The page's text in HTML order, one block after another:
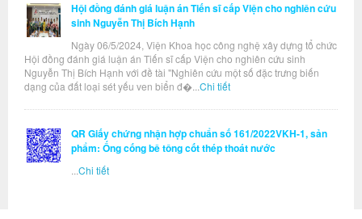
Hội đồng đánh giá luận án Tiến sĩ cấp Viện cho nghiên cứu
sinh Nguyễn Thị Bích Hạnh
Ngày 06/5/2024, Viện Khoa học công nghệ xây dựng tổ chức
Hội đồng đánh giá luận án Tiến sĩ cấp Viện cho nghiên cứu sinh
Nguyễn Thị Bích Hạnh với đề tài "Nghiên cứu một số đặc trưng biến
dạng của đất loại sét yếu ven biển đ�... Chi tiết
QR Giấy chứng nhận hợp chuẩn số 161/2022VKH-1, sản
phẩm: Ống cống bê tông cốt thép thoát nước
Chi tiết